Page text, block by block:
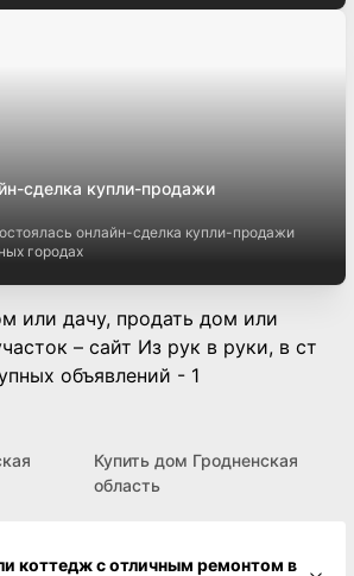
сделка купли-продажи
онлайн-сделка купли-продажи
городах
или дачу, продать дом или
– сайт Из рук в руки, в ст
объявлений - 1
Купить дом Гродненская
область
ремонтом в